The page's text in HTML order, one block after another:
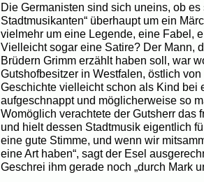
Die Germanisten sind sich uneins, ob es
Stadtmusikanten“ überhaupt um ein
vielmehr um eine Legende, eine Fabel,
Vielleicht sogar eine Satire? Der Mann,
Brüdern Grimm erzählt haben soll, war
Gutshofbesitzer in Westfalen, östlich
Geschichte vielleicht schon als Kind bei
aufgeschnappt und möglicherweise so
Womöglich verachtete der Gutsherr das
und hielt dessen Stadtmusik eigentlich
eine gute Stimme, und wenn wir
eine Art haben“, sagt der Esel
Geschrei ihm gerade noch „durch Mark